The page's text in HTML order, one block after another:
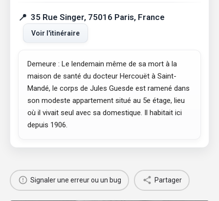
35 Rue Singer, 75016 Paris, France
Voir l'itinéraire
Demeure : Le lendemain même de sa mort à la
maison de santé du docteur Hercouët à Saint-
Mandé, le corps de Jules Guesde est ramené dans
son modeste appartement situé au 5e étage, lieu
où il vivait seul avec sa domestique. Il habitait ici
depuis 1906.
Signaler une erreur ou un bug Partager